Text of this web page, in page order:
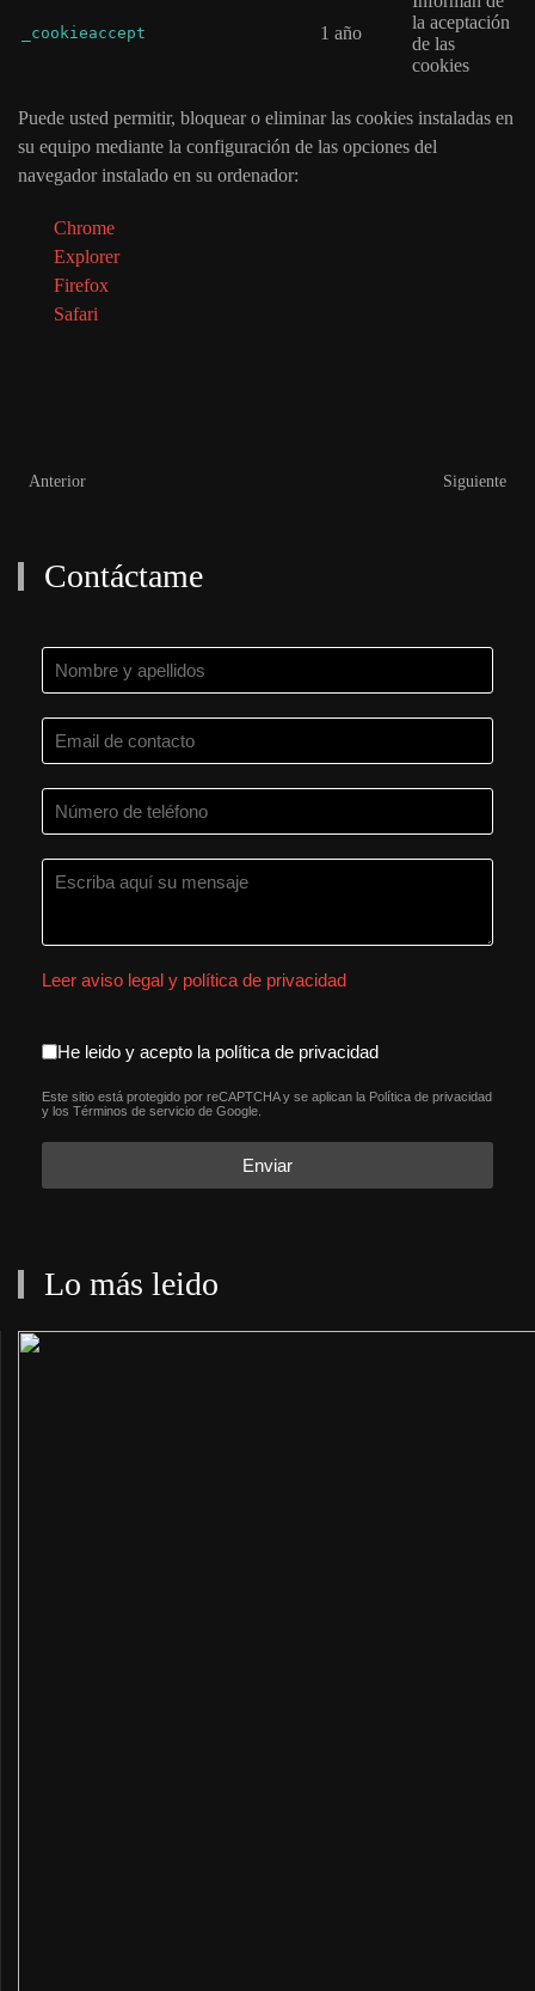
_cookieaccept 1 año
la aceptación
de las
cookies
Puede usted permitir, bloquear o eliminar las cookies instaladas en
su equipo mediante la configuración de las opciones del
navegador instalado en su ordenador:
Chrome
Explorer
Firefox
Safari
Anterior Siguiente
Contáctame
Leer aviso legal y política de privacidad
aceptacion política de
He leido y acepto la política de privacidad
reCAPTCHA*
Este sitio está protegido por reCAPTCHA y se aplican la Política de privacidad
y los Términos de servicio de Google.
Enviar
Lo más leido